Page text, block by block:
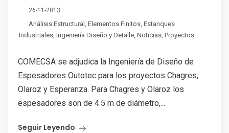
26-11-2013
Análisis Estructural Elementos Finitos Estanques
Industriales Ingeniería Diseño y Detalle Noticias Proyectos
COMECSA se adjudica la Ingeniería de Diseño de
Espesadores Outotec para los proyectos Chagres,
Olaroz y Esperanza. Para Chagres y Olaroz los
espesadores son de 4.5 m de diámetro,...
Seguir Leyendo